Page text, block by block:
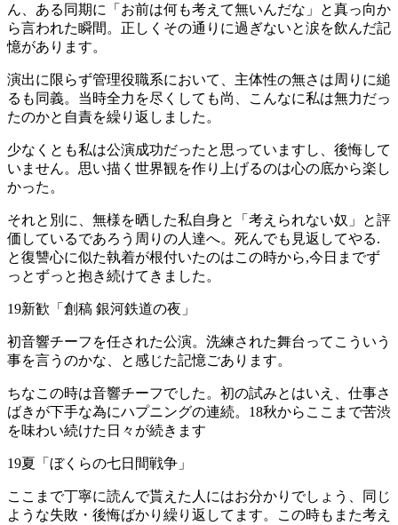
ん、ある同期に「お前は何も考えて無いんだな」と真っ向か
ら言われた瞬間。正しくその通りに過ぎないと涙を飲んだ記
憶があります。
演出に限らず管理役職系において、主体性の無さは周りに縋
るも同義。当時全力を尽くしても尚、こんなに私は無力だっ
たのかと自責を繰り返しました。
少なくとも私は公演成功だったと思っていますし、後悔して
いません。思い描く世界観を作り上げるのは心の底から楽し
かった。
それと別に、無様を晒した私自身と「考えられない奴」と評
価しているであろう周りの人達へ。死んでも見返してやる.
と復讐心に似た執着が根付いたのはこの時から,今日までず
っとずっと抱き続けてきました。
19新歓「創稿 銀河鉄道の夜」
初音響チーフを任された公演。洗練された舞台ってこういう
事を言うのかな、と感じた記憶ごあります。
ちなこの時は音響チーフでした。初の試みとはいえ、仕事さ
ばきが下手な為にハプニングの連続。18秋からここまで苦渋
を味わい続けた日々が続きます
19夏「ぼくらの七日間戦争」
ここまで丁寧に読んで貰えた人にはお分かりでしょう、同じ
ような失敗・後悔ばかり繰り返してます。この時もまた考え